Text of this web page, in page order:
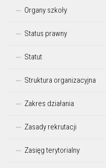
Organy szkoły
Status prawny
Statut
Struktura organizacyjna
Zakres działania
Zasady rekrutacji
Zasięg terytorialny